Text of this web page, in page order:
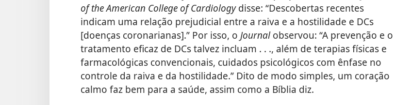
of the American College of Cardiologydisse: “Descobertas recentes
indicam uma relação prejudicial entre a raiva e a hostilidade e DCs
[doenças coronarianas].” Por isso, o Journalobservou: “A prevenção e o
tratamento eficaz de DCs talvez incluam . . ., além de terapias físicas e
farmacológicas convencionais, cuidados psicológicos com ênfase no
controle da raiva e da hostilidade.” Dito de modo simples, um coração
calmo faz bem para a saúde, assim como a Bíblia diz.